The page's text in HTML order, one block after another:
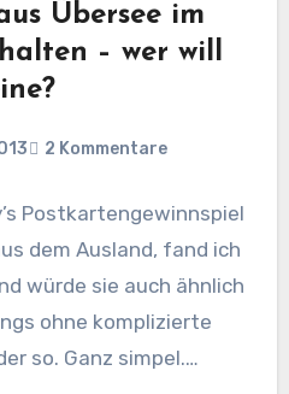
Übersee im
– wer will
2 Kommentare
Postkartengewinnspiel
dem Ausland, fand ich
würde sie auch ähnlich
ohne komplizierte
so. Ganz simpel.…